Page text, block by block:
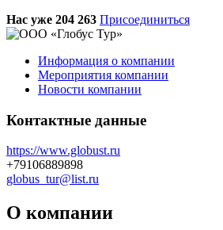
Нас уже 204 263 Присоединиться
Информация о компании
Мероприятия компании
Новости компании
Контактные данные
https://www.globust.ru
+79106889898
globus_tur@list.ru
О компании